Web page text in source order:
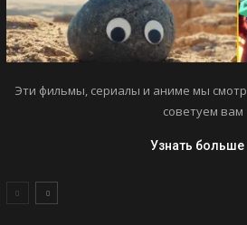
Эти фильмы, сериалы и аниме мы
советуем вам
Узнать больше